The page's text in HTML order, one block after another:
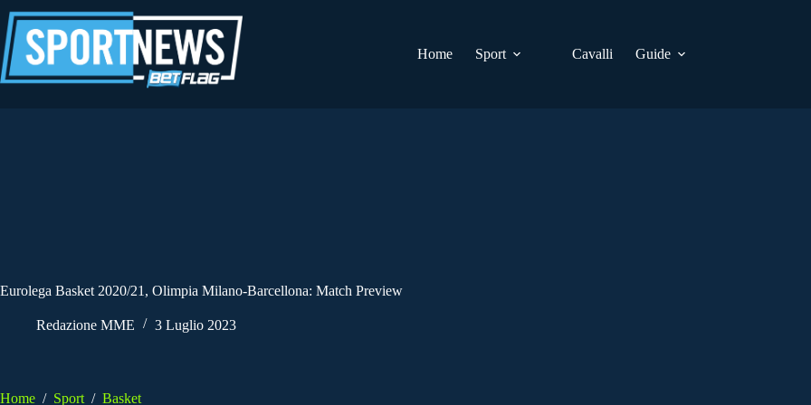
al
contenuto
Home
Sport Cavalli Guide
Eurolega Basket 2020/21, Olimpia Milano-Barcellona: Match Preview
Redazione MME 3 Luglio 2023
Home / Sport / Basket